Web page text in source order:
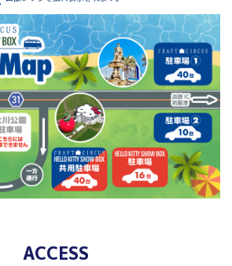
ACCESS